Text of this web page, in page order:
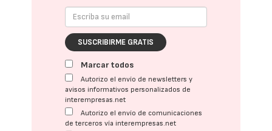
SUSCRIBIRME GRATIS
Marcar todos
Autorizo el envío de newsletters y
avisos informativos personalizados de
interempresas.net
Autorizo el envío de comunicaciones
de terceros vía interempresas.net